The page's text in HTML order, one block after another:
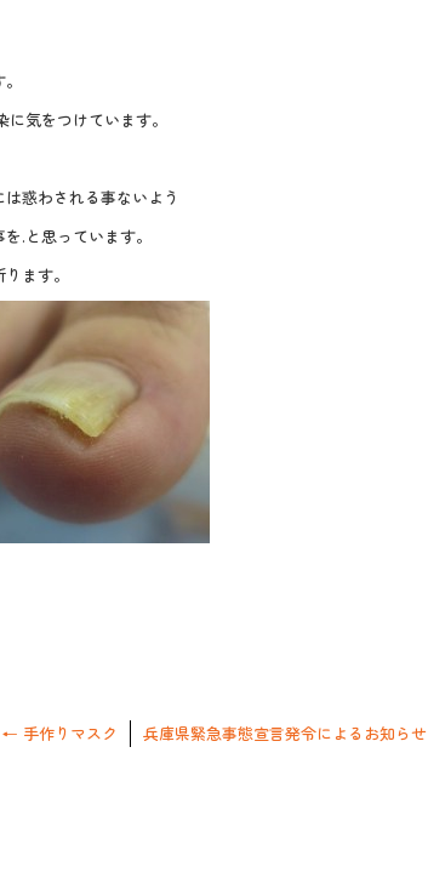
気をつけています。
惑わされる事ないよう
.と思っています。
ます。
← 手作りマスク 兵庫県緊急事態宣言発令によるお知らせ